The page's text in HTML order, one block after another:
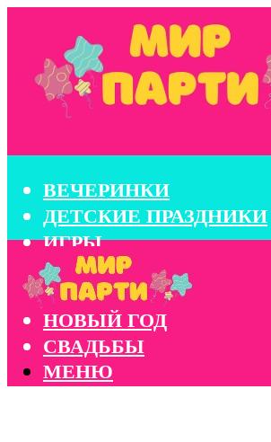
ВЕЧЕРИНКИ
ДЕТСКИЕ ПРАЗДНИКИ
ИГРЫ
КОНКУРСЫ
КОРПОРАТИВЫ
НОВЫЙ ГОД
СВАДЬБЫ
МЕНЮ